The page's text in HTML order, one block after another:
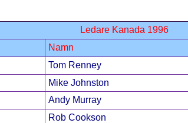
Ledare Kanada 1996
Namn
Tom Renney
Mike Johnston
Andy Murray
Rob Cookson